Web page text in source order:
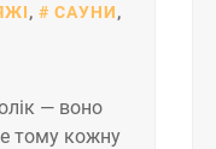
, САУНИ,
— воно
тому кожну